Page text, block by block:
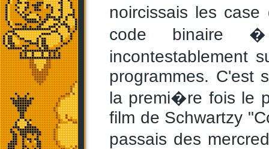
noircissais les
code binaire
incontestablement
programmes. C'est
la premi�re fois le
film de Schwartzy
passais des